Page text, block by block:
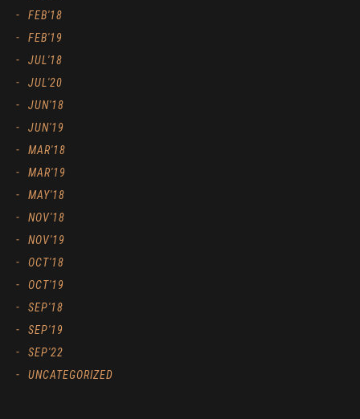
FEB'18
FEB'19
JUL'18
JUL'20
JUN'18
JUN'19
MAR'18
MAR'19
MAY'18
NOV'18
NOV'19
OCT'18
OCT'19
SEP'18
SEP'19
SEP'22
UNCATEGORIZED